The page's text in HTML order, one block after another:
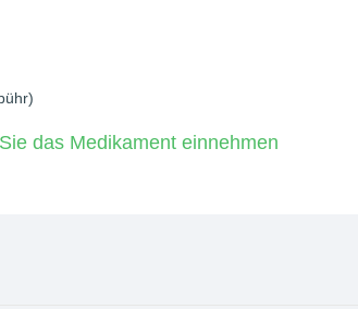
das Medikament einnehmen